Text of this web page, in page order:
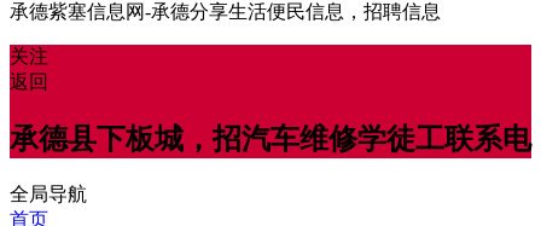
承德紫塞信息网-承德分享生活便民信息，招聘信息
关注
返回
承德县下板城，招汽车维修学徒工联系电
全局导航
首页